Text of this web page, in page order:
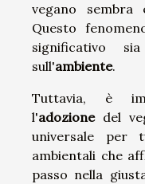
vegano sembra
Questo
significativo
sull'ambiente.
Tuttavia, è
l'adozionedel
universale
ambientali che
passo nella